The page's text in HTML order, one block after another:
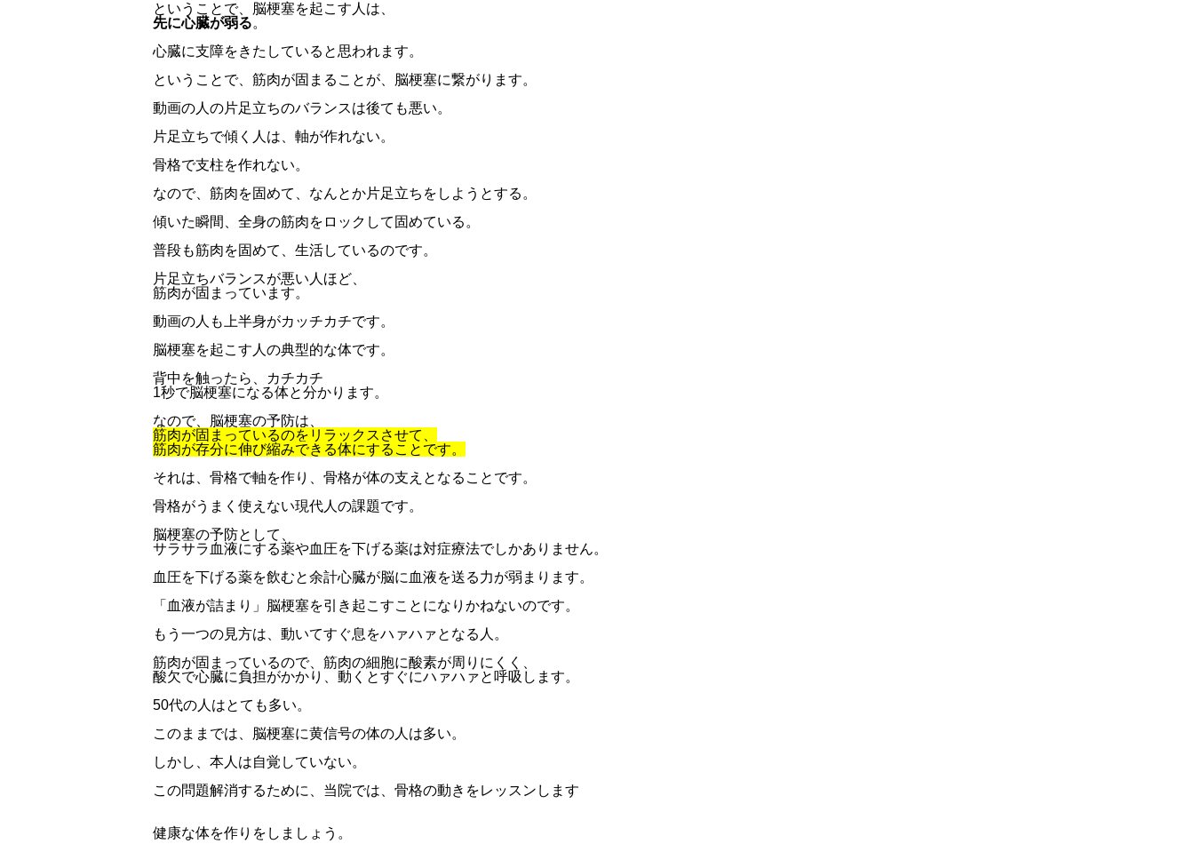
ということで、脳梗塞を起こす人は、
先に心臓が弱る。
心臓に支障をきたしていると思われます。
ということで、筋肉が固まることが、脳梗塞に繋がります。
動画の人の片足立ちのバランスは後ても悪い。
片足立ちで傾く人は、軸が作れない。
骨格で支柱を作れない。
なので、筋肉を固めて、なんとか片足立ちをしようとする。
傾いた瞬間、全身の筋肉をロックして固めている。
普段も筋肉を固めて、生活しているのです。
片足立ちバランスが悪い人ほど、
筋肉が固まっています。
動画の人も上半身がカッチカチです。
脳梗塞を起こす人の典型的な体です。
背中を触ったら、カチカチ
1秒で脳梗塞になる体と分かります。
なので、脳梗塞の予防は、
筋肉が固まっているのをリラックスさせて、
筋肉が存分に伸び縮みできる体にすることです。
それは、骨格で軸を作り、骨格が体の支えとなることです。
骨格がうまく使えない現代人の課題です。
脳梗塞の予防として、
サラサラ血液にする薬や血圧を下げる薬は対症療法でしかありません。
血圧を下げる薬を飲むと余計心臓が脳に血液を送る力が弱まります。
「血液が詰まり」脳梗塞を引き起こすことになりかねないのです。
もう一つの見方は、動いてすぐ息をハァハァとなる人。
筋肉が固まっているので、筋肉の細胞に酸素が周りにくく、
酸欠で心臓に負担がかかり、動くとすぐにハァハァと呼吸します。
50代の人はとても多い。
このままでは、脳梗塞に黄信号の体の人は多い。
しかし、本人は自覚していない。
この問題解消するために、当院では、骨格の動きをレッスンします
健康な体を作りをしましょう。